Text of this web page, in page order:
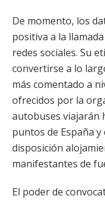
De momento, los
positiva a la
redes sociales. Su
convertirse a lo
más comentado a
ofrecidos por la
autobuses viajarán
puntos de España
disposición
manifestantes de
El poder de